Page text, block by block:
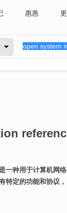
惠惠
一种用于计算机网
特定的功能和协议